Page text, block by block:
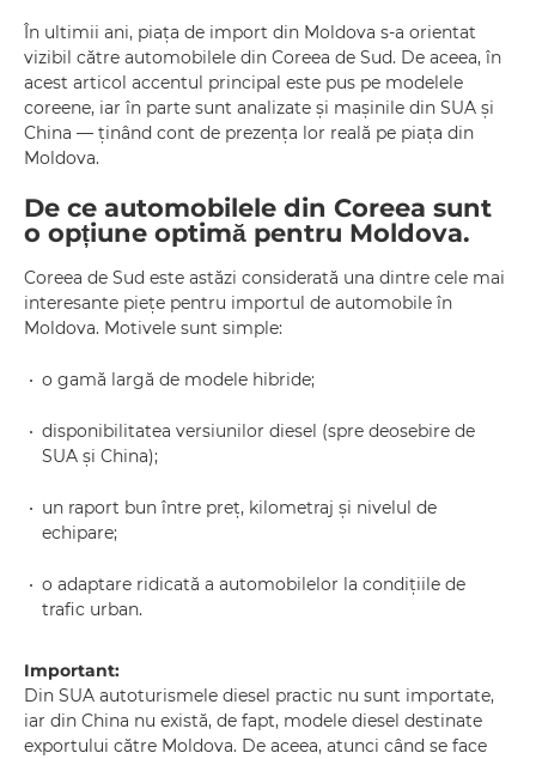
În ultimii ani, piața de import din Moldova s-a orientat
vizibil către automobilele din Coreea de Sud. De aceea, în
acest articol accentul principal este pus pe modelele
coreene, iar în parte sunt analizate și mașinile din SUA și
China — ținând cont de prezența lor reală pe piața din
Moldova.
De ce automobilele din Coreea sunt
o opțiune optimă pentru Moldova.
Coreea de Sud este astăzi considerată una dintre cele mai
interesante piețe pentru importul de automobile în
Moldova. Motivele sunt simple:
o gamă largă de modele hibride;
disponibilitatea versiunilor diesel (spre deosebire de
SUA și China);
un raport bun între preț, kilometraj și nivelul de
echipare;
o adaptare ridicată a automobilelor la condițiile de
trafic urban.
Important:
Din SUA autoturismele diesel practic nu sunt importate,
iar din China nu există, de fapt, modele diesel destinate
exportului către Moldova. De aceea, atunci când se face